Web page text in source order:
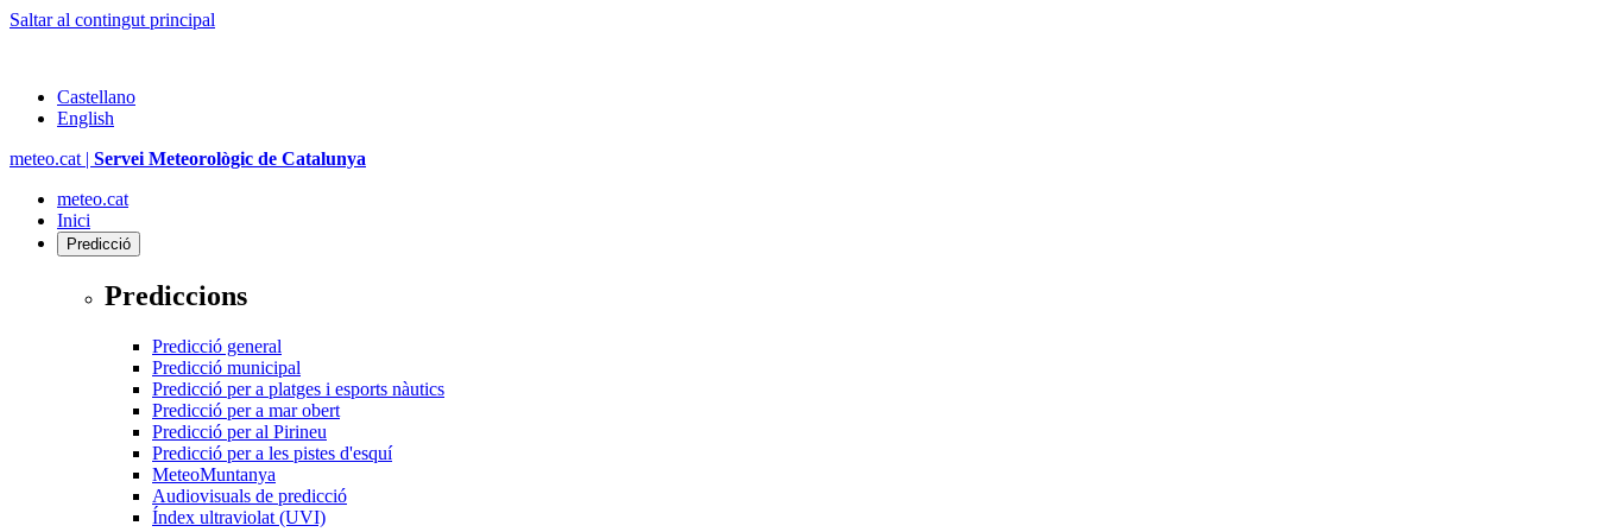
Saltar al contingut principal
Castellano
English
meteo.cat | Servei Meteorològic de Catalunya
meteo.cat
Inici
Predicció
Prediccions
Predicció general
Predicció municipal
Predicció per a platges i esports nàutics
Predicció per a mar obert
Predicció per al Pirineu
Predicció per a les pistes d'esquí
MeteoMuntanya
Audiovisuals de predicció
Índex ultraviolat (UVI)